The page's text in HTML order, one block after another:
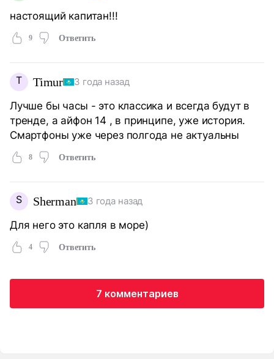
настоящий капитан!!!
9 Ответить
T Timur 3 года назад
Лучше бы часы - это классика и всегда будут в
тренде, а айфон 14 , в принципе, уже история.
Смартфоны уже через полгода не актуальны
8 Ответить
S Sherman 3 года назад
Для него это капля в море)
4 Ответить
7 комментариев